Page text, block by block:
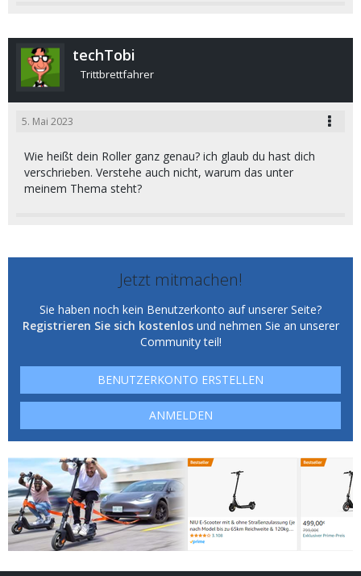
techTobi
Trittbrettfahrer
5. Mai 2023
Wie heißt dein Roller ganz genau? ich glaub du hast dich
verschrieben. Verstehe auch nicht, warum das unter
meinem Thema steht?
Jetzt mitmachen!
Sie haben noch kein Benutzerkonto auf unserer Seite?
Registrieren Sie sich kostenlosund nehmen Sie an unserer
Community teil!
BENUTZERKONTO ERSTELLEN
ANMELDEN